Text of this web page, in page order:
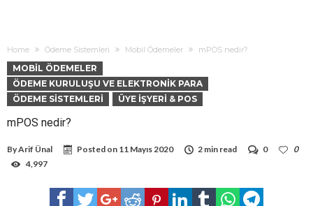
Home Ödeme Sistemleri Mobil Ödemeler mPOS nedir?
MOBIL ÖDEMELER
ÖDEME KURULUŞU VE ELEKTRONIK PARA
ÖDEME SISTEMLERI
ÜYE İŞYERI & POS
mPOS nedir?
ByArif Ünal Posted on 11 Mayıs 2020 2 min read 0
0
4,997